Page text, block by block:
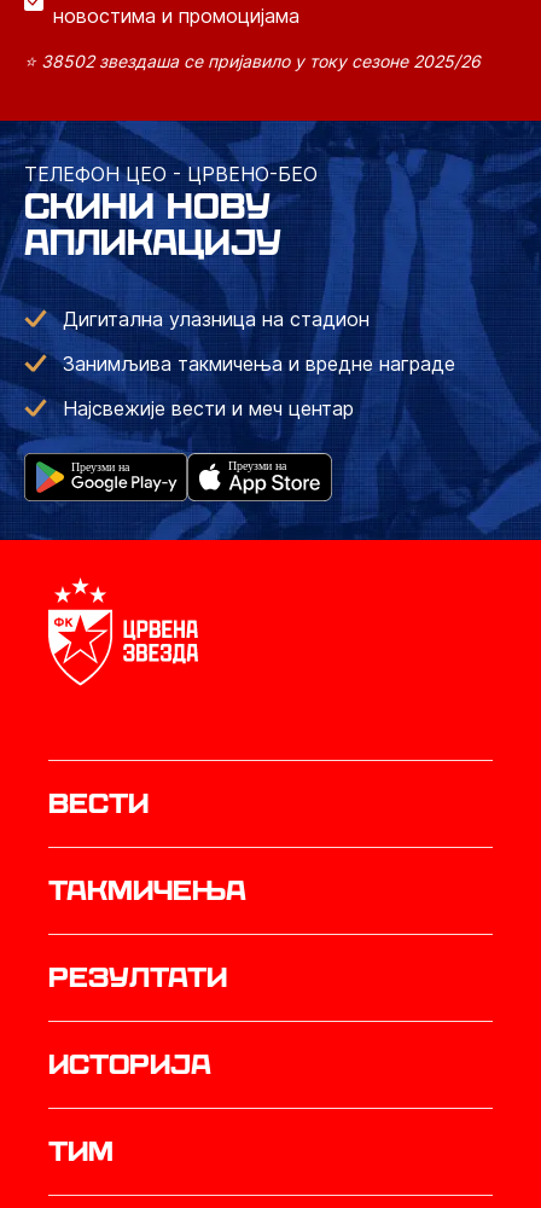
новостима и промоцијама
⭐ 38502 звездаша се пријавило у току сезоне 2025/26
ТЕЛЕФОН ЦЕО - ЦРВЕНО-БЕО
СКИНИ НОВУ
АПЛИКАЦИЈУ
Дигитална улазница на стадион
Занимљива такмичења и вредне награде
Најсвежије вести и меч центар
Вести
Такмичења
резултати
историја
ТИМ